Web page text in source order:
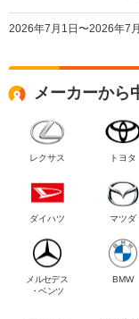
2026年7月1日〜2026年7
メーカーから
レクサス トヨタ
ダイハツ マツダ
メルセデス
・ベンツ
BMW